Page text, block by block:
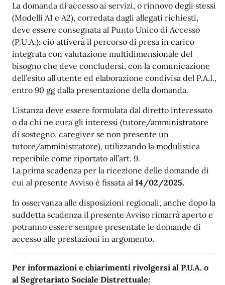
La domanda di accesso ai servizi, o rinnovo degli stessi
(Modelli A1 e A2), corredata dagli allegati richiesti,
deve essere consegnata al Punto Unico di Accesso
(P.U.A.); ciò attiverà il percorso di presa in carico
integrata con valutazione multidimensionale del
bisogno che deve concludersi, con la comunicazione
dell’esito all’utente ed elaborazione condivisa del P.A.I.,
entro 90 gg dalla presentazione della domanda.
L'istanza deve essere formulata dal diretto interessato
o da chi ne cura gli interessi (tutore/amministratore
di sostegno, caregiver se non presente un
tutore/amministratore), utilizzando la modulistica
reperibile come riportato all’art. 9.
La prima scadenza per la ricezione delle domande di
cui al presente Avviso è fissata al 14/02/2025.
In osservanza alle disposizioni regionali, anche dopo la
suddetta scadenza il presente Avviso rimarrà aperto e
potranno essere sempre presentate le domande di
accesso alle prestazioni in argomento.
Per informazioni e chiarimenti rivolgersi al P.U.A. o
al Segretariato Sociale Distrettuale: